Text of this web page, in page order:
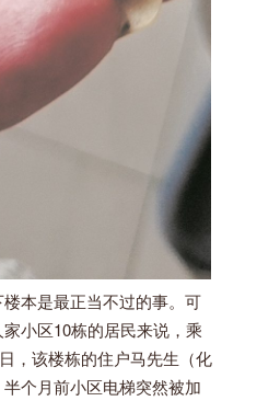
本是最正当不过的事。可
小区10栋的居民来说，乘
，该楼栋的住户马先生（化
个月前小区电梯突然被加